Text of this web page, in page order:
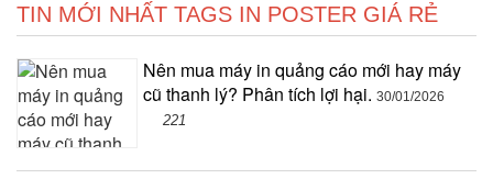
TIN MỚI NHẤT TAGS IN POSTER GIÁ RẺ
Nên mua máy in quảng cáo mới hay máy
cũ thanh lý? Phân tích lợi hại. 30/01/2026
221